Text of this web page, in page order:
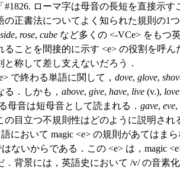
ローマ字は母音の長短を直接示す
の正書法についてよく知られた規則の1つ
side, rose, cube など多くの <-VCe> をもつ
ることを間接的に示す <e> の役割を呼
と称して差し支えないだろう．
で終わる単語に関して， dove, glove,
．しかも， above, give, have, live (v.), love
母音は短母音として読まれる． gave, eve,
の目立つ不規則性はどのように説明され
において magic <e> の規則があてはま
はないからである．この <e> は，magic
．背景には，英語史において /v/ の音素